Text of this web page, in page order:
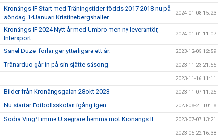
Kronängs IF Start med Träningstider födds 2017 2018 nu på
söndag 14Januari Kristinebergshallen
2024-01-08 15:23
Kronängs IF 2024 Nytt år med Umbro men ny leverantör,
Intersport.
2024-01-01 11:07
Sanel Duzel förlänger ytterligare ett år. 2023-12-05 12:59
Tränarduo går in på sin sjätte säsong. 2023-11-23 21:55
2023-11-16 11:11
Bilder från Kronängsgalan 28okt 2023 2023-11-07 11:25
Nu startar Fotbollsskolan igång igen 2023-08-21 10:18
Södra Ving/Timme U segrare hemma mot Kronängs IF 2023-07-07 13:21
2023-05-22 16:38